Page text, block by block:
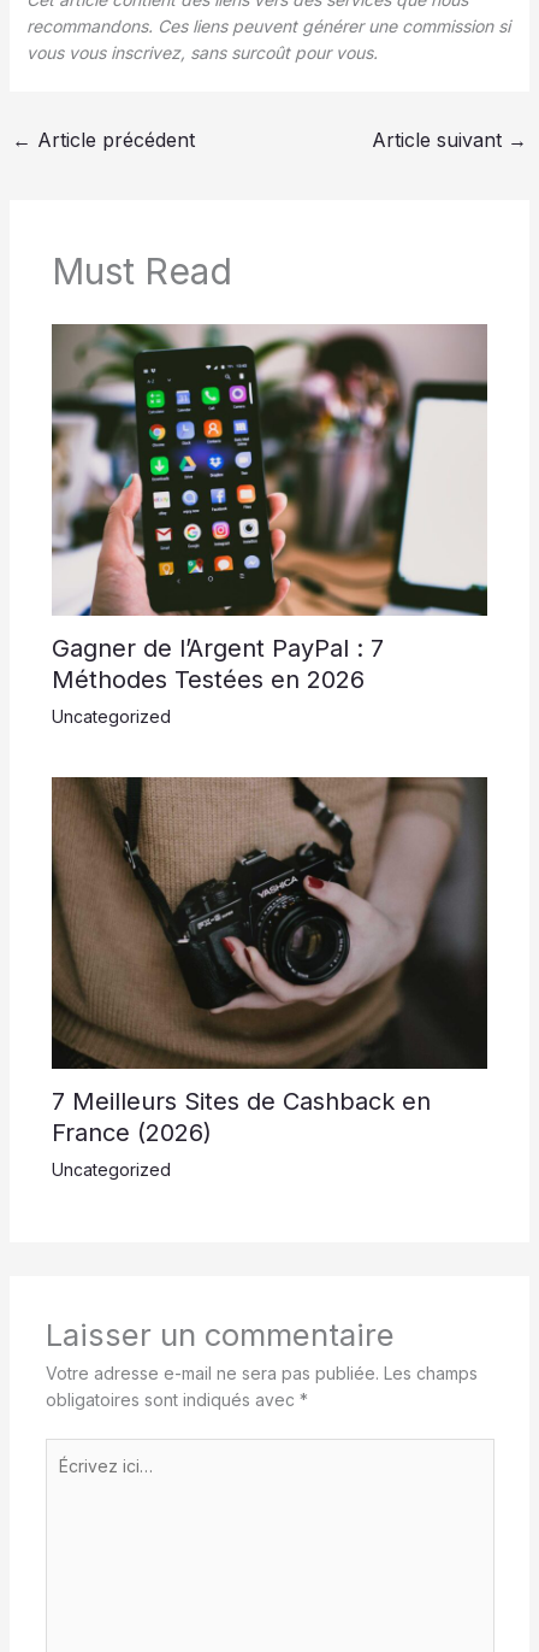
recommandons. Ces liens peuvent générer une commission si
vous vous inscrivez, sans surcoût pour vous.
← Article précédent Article suivant →
Must Read
Gagner de l’Argent PayPal : 7
Méthodes Testées en 2026
Uncategorized
7 Meilleurs Sites de Cashback en
France (2026)
Uncategorized
Laisser un commentaire
Votre adresse e-mail ne sera pas publiée. Les champs
obligatoires sont indiqués avec *
ici…